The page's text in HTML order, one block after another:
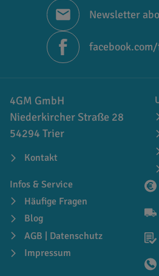
Newsletter
4GM GmbH
Niederkircher Straße 28
54294 Trier
Kontakt
Infos & Service
Häufige Fragen
Blog
AGB | Datenschutz
Impressum